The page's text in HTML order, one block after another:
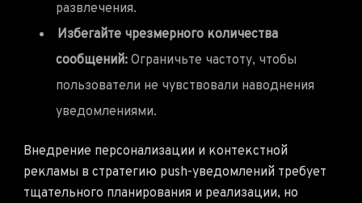
развлечения.
Избегайте чрезмерного количества
сообщений: Ограничьте частоту, чтобы
пользователи не чувствовали наводнения
уведомлениями.
Внедрение персонализации и контекстной
рекламы в стратегию push-уведомлений требует
тщательного планирования и реализации, но